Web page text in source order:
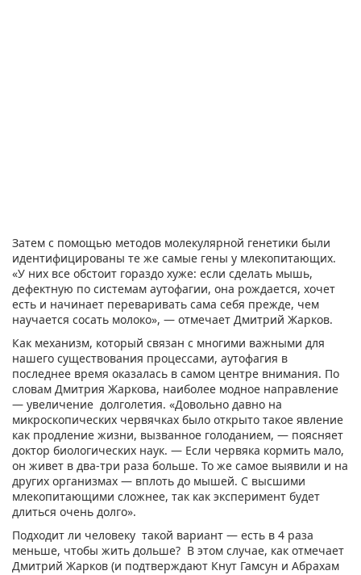
Затем с помощью методов молекулярной генетики были
идентифицированы те же самые гены у млекопитающих.
«У них все обстоит гораздо хуже: если сделать мышь,
дефектную по системам аутофагии, она рождается, хочет
есть и начинает переваривать сама себя прежде, чем
научается сосать молоко», — отмечает Дмитрий Жарков.
Как механизм, который связан с многими важными для
нашего существования процессами, аутофагия в
последнее время оказалась в самом центре внимания. По
словам Дмитрия Жаркова, наиболее модное направление
— увеличение долголетия. «Довольно давно на
микроскопических червячках было открыто такое явление
как продление жизни, вызванное голоданием, — поясняет
доктор биологических наук. — Если червяка кормить мало,
он живет в два-три раза больше. То же самое выявили и на
других организмах — вплоть до мышей. С высшими
млекопитающими сложнее, так как эксперимент будет
длиться очень долго».
Подходит ли человеку такой вариант — есть в 4 раза
меньше, чтобы жить дольше? В этом случае, как отмечает
Дмитрий Жарков (и подтверждают Кнут Гамсун и Абрахам